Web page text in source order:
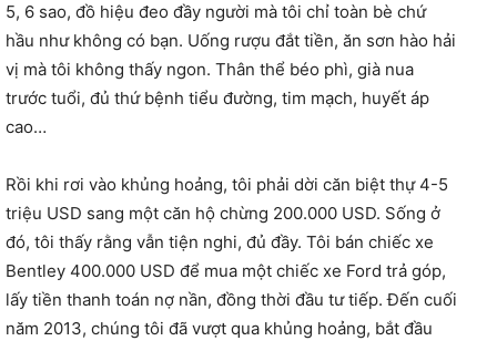
5, 6 sao, đồ hiệu đeo đầy người mà tôi chỉ toàn bè chứ
hầu như không có bạn. Uống rượu đắt tiền, ăn sơn hào hải
vị mà tôi không thấy ngon. Thân thể béo phì, già nua
trước tuổi, đủ thứ bệnh tiểu đường, tim mạch, huyết áp
cao…
Rồi khi rơi vào khủng hoảng, tôi phải dời căn biệt thự 4-5
triệu USD sang một căn hộ chừng 200.000 USD. Sống ở
đó, tôi thấy rằng vẫn tiện nghi, đủ đầy. Tôi bán chiếc xe
Bentley 400.000 USD để mua một chiếc xe Ford trả góp,
lấy tiền thanh toán nợ nần, đồng thời đầu tư tiếp. Đến cuối
năm 2013, chúng tôi đã vượt qua khủng hoảng, bắt đầu